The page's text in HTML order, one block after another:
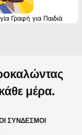
Γραφή για Παιδιά
μέρα.
ΣΎΝΔΕΣΜΟΙ